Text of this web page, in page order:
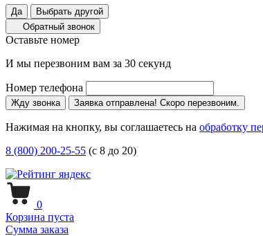
Да
Выбрать другой
Обратный звонок
Оставьте номер
И мы перезвоним вам за 30 секунд
Номер телефона
Жду звонка Заявка отправлена! Скоро перезвоним.
Нажимая на кнопку, вы соглашаетесь на обработку
8 (800) 200-25-55 (с 8 до 20)
0
Корзина пуста
Сумма заказа